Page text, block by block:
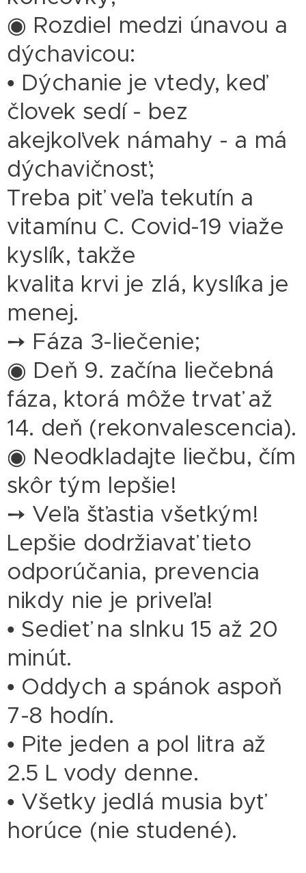
◉ Rozdiel medzi únavou a
dýchavicou:
• Dýchanie je vtedy, keď
človek sedí - bez
akejkoľvek námahy - a má
dýchavičnosť;
Treba piť veľa tekutín a
vitamínu C. Covid-19 viaže
kyslík, takže
kvalita krvi je zlá, kyslíka je
menej.
➙ Fáza 3-liečenie;
◉ Deň 9. začína liečebná
fáza, ktorá môže trvať až
14. deň (rekonvalescencia).
◉ Neodkladajte liečbu, čím
skôr tým lepšie!
➙ Veľa šťastia všetkým!
Lepšie dodržiavať tieto
odporúčania, prevencia
nikdy nie je priveľa!
• Sedieť na slnku 15 až 20
minút.
• Oddych a spánok aspoň
7-8 hodín.
• Pite jeden a pol litra až
2.5 L vody denne.
• Všetky jedlá musia byť
horúce (nie studené).